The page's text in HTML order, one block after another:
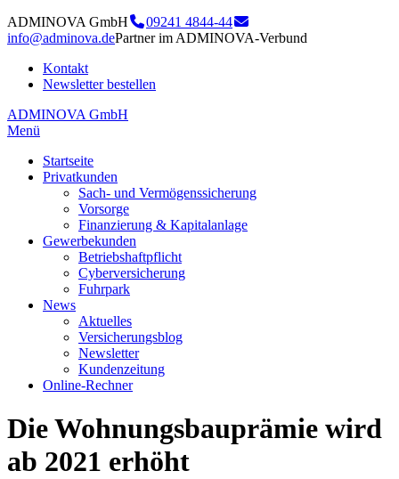
ADMINOVA GmbH
09241 4844-44
info@adminova.dePartner im ADMINOVA-Verbund
Kontakt
Newsletter bestellen
ADMINOVA GmbH
Menü
Startseite
Privatkunden
Sach- und Vermögenssicherung
Vorsorge
Finanzierung & Kapitalanlage
Gewerbekunden
Betriebshaftpflicht
Cyberversicherung
Fuhrpark
News
Aktuelles
Versicherungsblog
Newsletter
Kundenzeitung
Online-Rechner
Die Wohnungsbauprämie wird
ab 2021 erhöht